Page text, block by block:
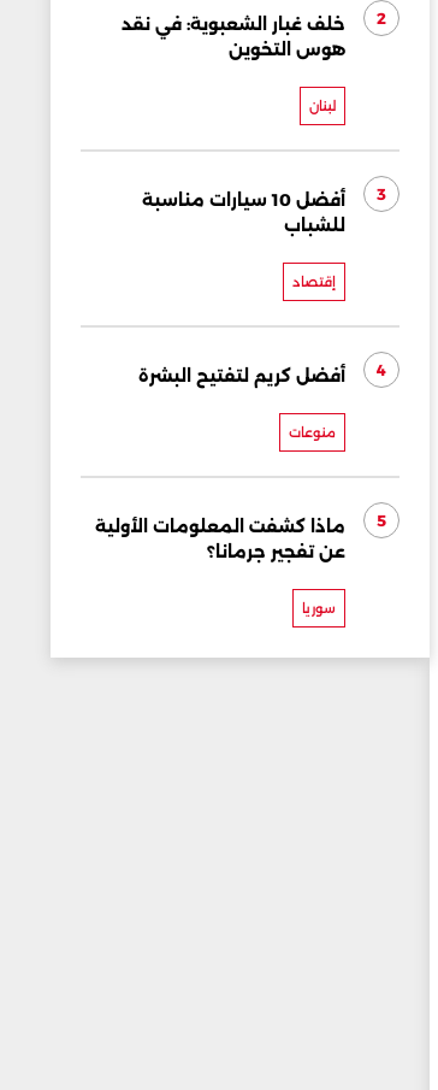
2
خلف غبار الشعبوية: في نقد
هوس التخوين
لبنان
3
أفضل 10 سيارات مناسبة
للشباب
إقتصاد
4 أفضل كريم لتفتيح البشرة
منوعات
5
ماذا كشفت المعلومات الأولية
عن تفجير جرمانا؟
سوريا